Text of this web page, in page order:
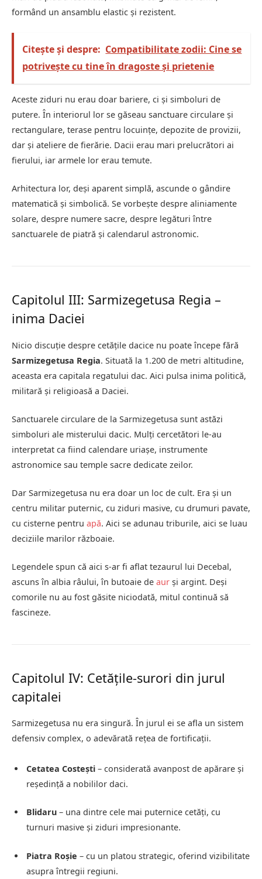
formând un ansamblu elastic și rezistent.
Citește și despre: Compatibilitate zodii: Cine se
potrivește cu tine în dragoste și prietenie
Aceste ziduri nu erau doar bariere, ci și simboluri de
putere. În interiorul lor se găseau sanctuare circulare și
rectangulare, terase pentru locuințe, depozite de provizii,
dar și ateliere de fierărie. Dacii erau mari prelucrători ai
fierului, iar armele lor erau temute.
Arhitectura lor, deși aparent simplă, ascunde o gândire
matematică și simbolică. Se vorbește despre aliniamente
solare, despre numere sacre, despre legături între
sanctuarele de piatră și calendarul astronomic.
Capitolul III: Sarmizegetusa Regia –
inima Daciei
Nicio discuție despre cetățile dacice nu poate începe fără
Sarmizegetusa Regia. Situată la 1.200 de metri altitudine,
aceasta era capitala regatului dac. Aici pulsa inima politică,
militară și religioasă a Daciei.
Sanctuarele circulare de la Sarmizegetusa sunt astăzi
simboluri ale misterului dacic. Mulți cercetători le-au
interpretat ca fiind calendare uriașe, instrumente
astronomice sau temple sacre dedicate zeilor.
Dar Sarmizegetusa nu era doar un loc de cult. Era și un
centru militar puternic, cu ziduri masive, cu drumuri pavate,
cu cisterne pentru apă. Aici se adunau triburile, aici se luau
deciziile marilor războaie.
Legendele spun că aici s-ar fi aflat tezaurul lui Decebal,
ascuns în albia râului, în butoaie de aur și argint. Deși
comorile nu au fost găsite niciodată, mitul continuă să
fascineze.
Capitolul IV: Cetățile-surori din jurul
capitalei
Sarmizegetusa nu era singură. În jurul ei se afla un sistem
defensiv complex, o adevărată rețea de fortificații.
Cetatea Costești – considerată avanpost de apărare și
reședință a nobililor daci.
Blidaru – una dintre cele mai puternice cetăți, cu
turnuri masive și ziduri impresionante.
Piatra Roșie – cu un platou strategic, oferind vizibilitate
asupra întregii regiuni.